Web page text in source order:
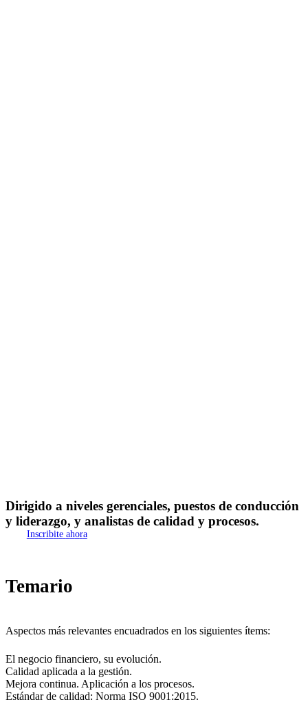
Dirigido a niveles gerenciales, puestos de conducción
y liderazgo, y analistas de calidad y procesos.
Inscribite ahora
Temario
Aspectos más relevantes encuadrados en los siguientes ítems:
El negocio financiero, su evolución.
Calidad aplicada a la gestión.
Mejora continua. Aplicación a los procesos.
Estándar de calidad: Norma ISO 9001:2015.